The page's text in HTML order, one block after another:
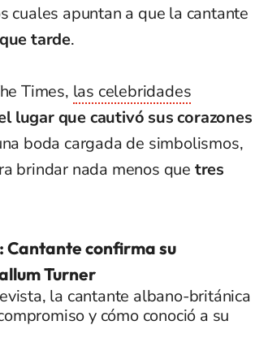
cuales apuntan a que la cantante
tarde.
Times, las celebridades
lugar que cautivó sus corazones
boda cargada de simbolismos,
brindar nada menos que tres
Cantante confirma su
Turner
la cantante albano-británica
y cómo conoció a su